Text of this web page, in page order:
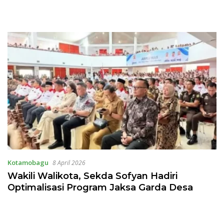
Kotamobagu 8 April 2026
Wakili Walikota, Sekda Sofyan Hadiri
Optimalisasi Program Jaksa Garda Desa